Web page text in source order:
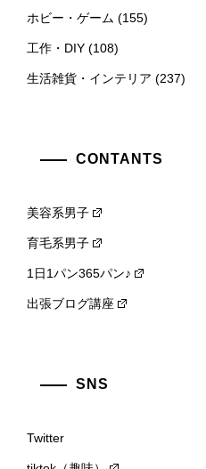
ホビー・ゲーム (155)
工作・DIY (108)
生活雑貨・インテリア (237)
CONTANTS
美容系男子
育毛系男子
1日1パン365パン♪
出張ブログ講座
SNS
Twitter